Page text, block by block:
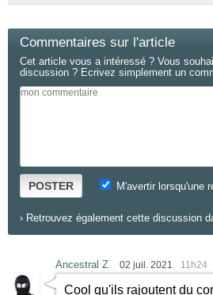
Commentaires sur l'article
Cet article vous a intéressé ? Vous
discussion ? Ecrivez simplement un
POSTER M'avertir lorsqu'une
› Retrouvez également cette discussion
Ancestral Z 02 juil. 2021 11h24
Cool qu'ils rajoutent du